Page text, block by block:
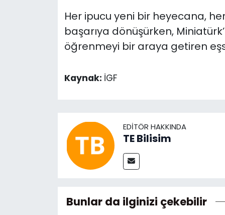
Her ipucu yeni bir heyecana,
başarıya dönüşürken,
öğrenmeyi bir araya getiren
Kaynak: İGF
EDITÖR HAKKINDA
TE Bilisim
Bunlar da ilginizi çekebilir